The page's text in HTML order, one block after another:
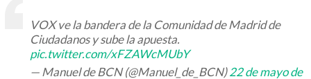
VOX ve la bandera de la Comunidad de Madrid de
Ciudadanos y sube la apuesta.
pic.twitter.com/xFZAWcMUbY
— Manuel de BCN (@Manuel_de_BCN)22 de mayo de